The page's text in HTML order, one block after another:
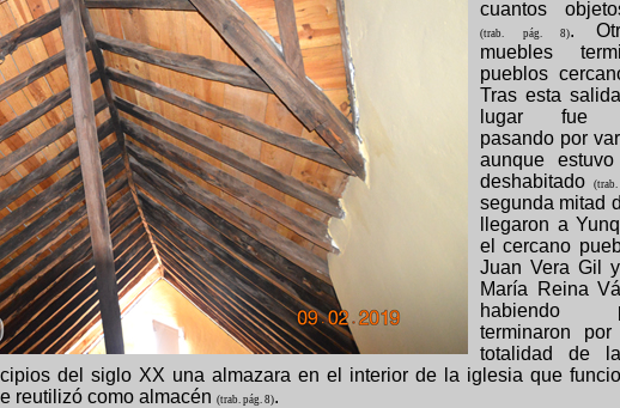
cuantos
(trab. pág. 8).
muebles
pueblos
Tras esta
lugar fue
pasando por
aunque
deshabitado
segunda mitad
llegaron a
el cercano
Juan Vera Gil
María Reina
habiendo
terminaron
totalidad de
del siglo XX una almazara en el interior de la iglesia que
reutilizó como almacén (trab. pág. 8).